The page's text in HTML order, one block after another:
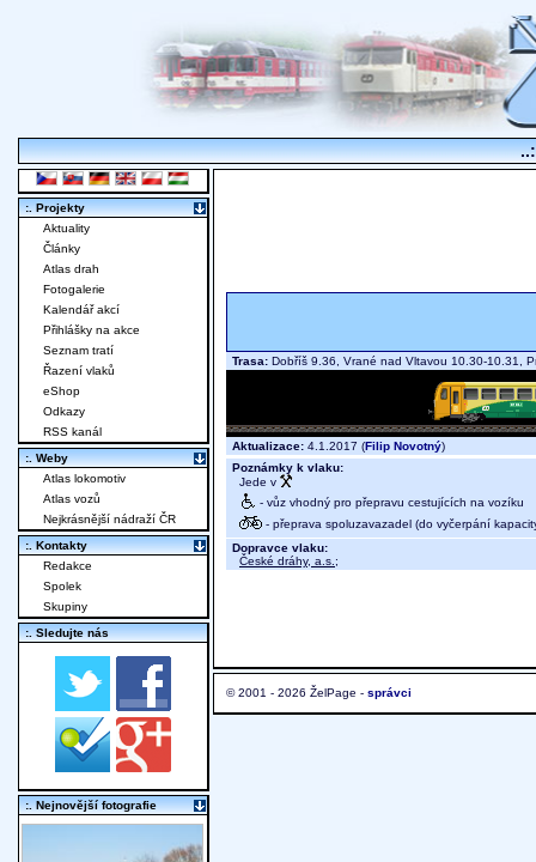
Trasa: Dobříš 9.36, Vrané nad Vltavou 10.30-10.31,
Aktualizace: 4.1.2017 (Filip Novotný)
Poznámky k vlaku:
Jede v
- vůz vhodný pro přepravu cestujících na vozíku
- přeprava spoluzavazadel (do vyčerpání
Dopravce vlaku:
České dráhy, a.s. ;
© 2001 - 2026 ŽelPage - správci
:. Projekty
Aktuality
Články
Atlas drah
Fotogalerie
Kalendář akcí
Přihlášky na akce
Seznam tratí
Řazení vlaků
eShop
Odkazy
RSS kanál
:. Weby
Atlas lokomotiv
Atlas vozů
Nejkrásnější nádraží ČR
:. Kontakty
Redakce
Spolek
Skupiny
:. Sledujte nás
:. Nejnovější fotografie